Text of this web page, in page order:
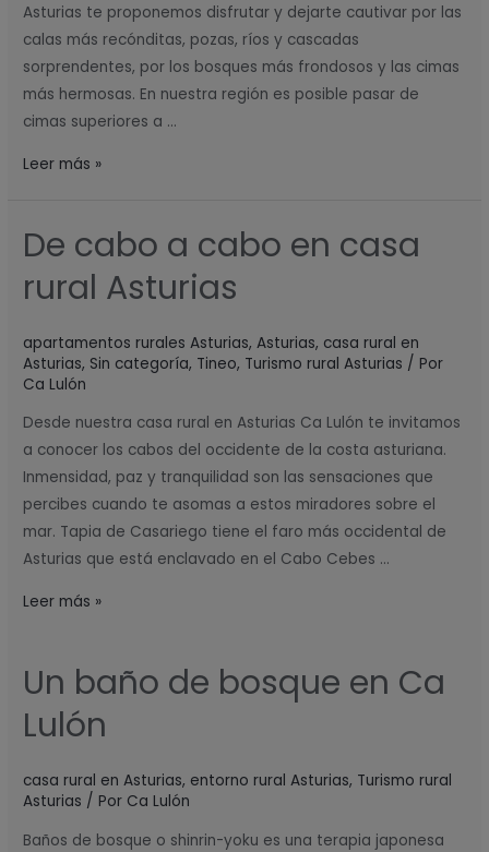
Asturias te proponemos disfrutar y dejarte cautivar por las
calas más recónditas, pozas, ríos y cascadas
sorprendentes, por los bosques más frondosos y las cimas
más hermosas. En nuestra región es posible pasar de
cimas superiores a …
Leer más »
De cabo a cabo en casa
rural Asturias
apartamentos rurales Asturias,Asturias, casa rural en
Asturias, Sin categoría, Tineo, Turismo rural Asturias / Por
Ca Lulón
Desde nuestra casa rural en Asturias Ca Lulón te invitamos
a conocer los cabos del occidente de la costa asturiana.
Inmensidad, paz y tranquilidad son las sensaciones que
percibes cuando te asomas a estos miradores sobre el
mar. Tapia de Casariego tiene el faro más occidental de
Asturias que está enclavado en el Cabo Cebes …
De
cabo
a
en
casa
Asturias
Leer más »
Un baño de bosque en Ca
Lulón
casa rural en Asturias, entorno rural Asturias, Turismo rural
Asturias / Por Ca Lulón
Baños de bosque o shinrin-yoku es una terapia japonesa
Un
baño
de
en
Ca
Lulón